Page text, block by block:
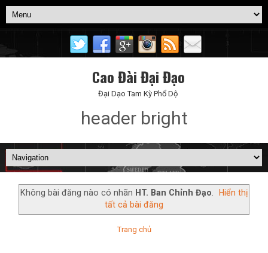
Cao Đài Đại Đạo
Đại Dạo Tam Kỳ Phổ Dộ
header bright
Không bài đăng nào có nhãn HT. Ban Chỉnh Đạo.
Hiển thị
tất cả bài đăng
Trang chủ